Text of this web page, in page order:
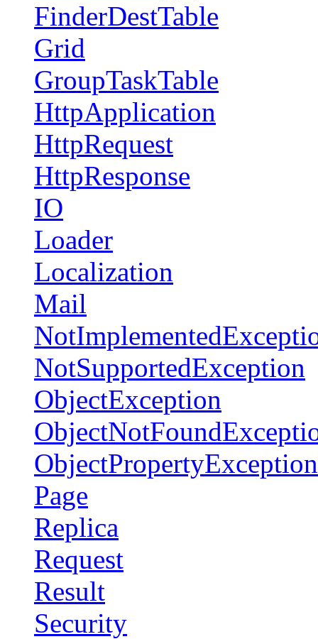
FinderDestTable
Grid
GroupTaskTable
HttpApplication
HttpRequest
HttpResponse
IO
Loader
Localization
Mail
NotSupportedException
ObjectException
ObjectPropertyException
Page
Replica
Request
Result
Security